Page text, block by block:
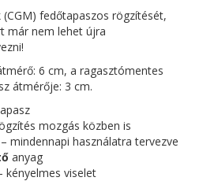
fedőtapaszos rögzítését,
már nem lehet újra
6 cm, a ragasztómentes
átmérője: 3 cm.
mozgás közben is
– mindennapi használatra tervezve
anyag
kényelmes viselet